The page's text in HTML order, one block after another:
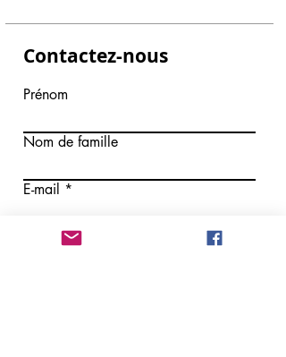
Contactez-nous
Prénom
Nom de famille
E-mail
Rédigez un message